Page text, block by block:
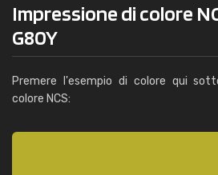
Impressione di colore
G80Y
Premere l'esempio di colore qui
colore NCS: